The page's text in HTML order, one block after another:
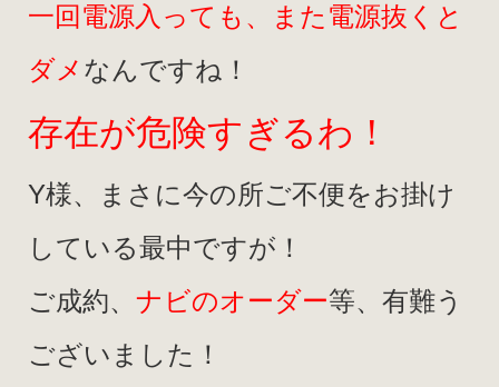
一回電源入っても、また電源抜くと
ダメ なんですね！
存在が危険すぎるわ！
Y様、まさに今の所ご不便をお掛け
している最中ですが！
ご成約、 ナビのオーダー等、 有難う
ございました！